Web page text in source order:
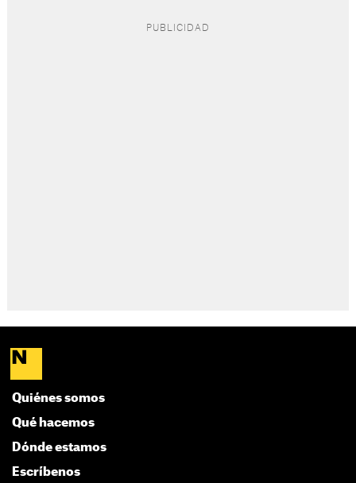
Quiénes somos
Qué hacemos
Dónde estamos
Escríbenos